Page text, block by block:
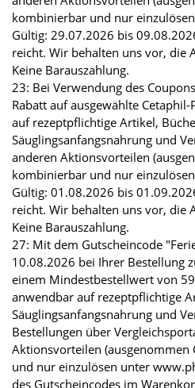
kombinierbar und nur
Gültig: 29.07.2026 bis
reicht. Wir behalten uns vor, die
Keine Barauszahlung.
23: Bei Verwendung des
Rabatt auf ausgewählte
auf rezeptpflichtige Artikel,
Säuglingsanfangsnahrung und
anderen Aktionsvorteilen
kombinierbar und nur
Gültig: 01.08.2026 bis
reicht. Wir behalten uns vor, die
Keine Barauszahlung.
27: Mit dem Gutscheincode
10.08.2026 bei Ihrer Bestellung
einem Mindestbestellwert von
anwendbar auf rezeptpflichtige
Säuglingsanfangsnahrung und
Bestellungen über
Aktionsvorteilen (ausgenommen
und nur einzulösen unter
des Gutscheincodes im